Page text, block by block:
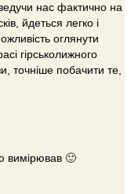
нас фактично на
йдеться легко і
оглянути
гірськолижного
точніше побачити те,
вимірював 🙂